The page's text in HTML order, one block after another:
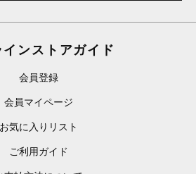
インストアガイド
会員登録
会員マイページ
お気に入りリスト
ご利用ガイド